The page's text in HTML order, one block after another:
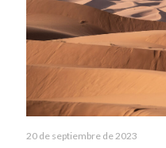
20 de septiembre de 2023